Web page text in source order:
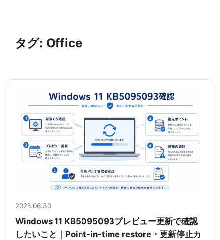
タグ: Office
2026.06.30
Windows 11 KB5095093プレビュー更新で確認
したいこと｜Point-in-time restore・更新停止カ